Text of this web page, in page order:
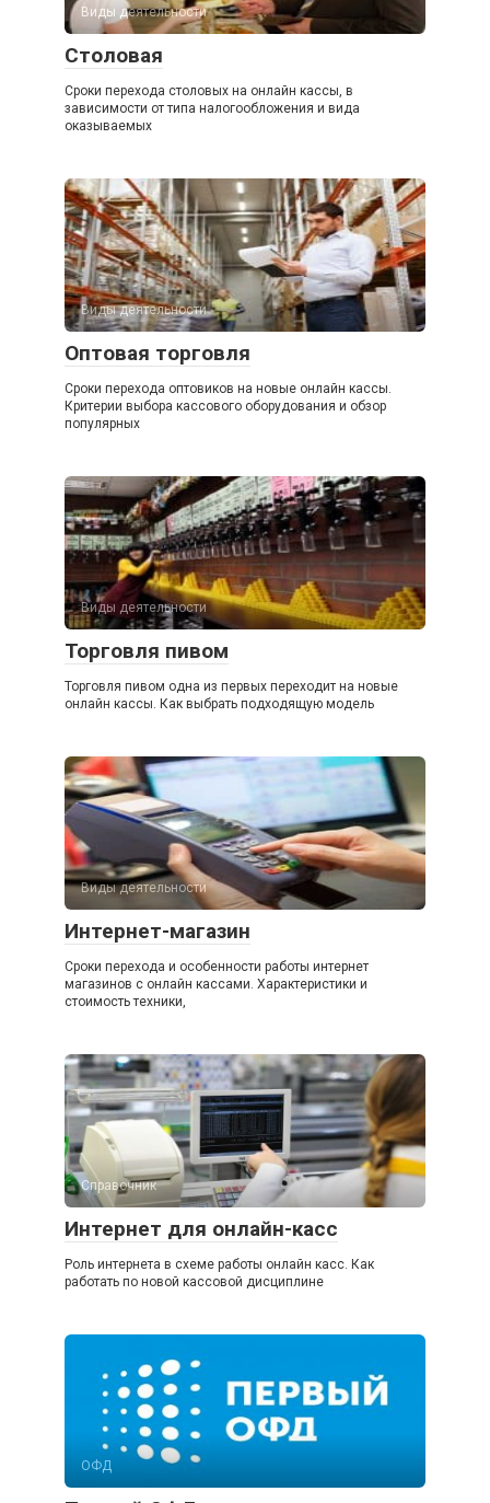
Виды деятельности
Столовая
Сроки перехода столовых на онлайн кассы, в
зависимости от типа налогообложения и вида
оказываемых
Виды деятельности
Оптовая торговля
Сроки перехода оптовиков на новые онлайн кассы.
Критерии выбора кассового оборудования и обзор
популярных
Виды деятельности
Торговля пивом
Торговля пивом одна из первых переходит на новые
онлайн кассы. Как выбрать подходящую модель
Виды деятельности
Интернет-магазин
Сроки перехода и особенности работы интернет
магазинов с онлайн кассами. Характеристики и
стоимость техники,
Справочник
Интернет для онлайн-касс
Роль интернета в схеме работы онлайн касс. Как
работать по новой кассовой дисциплине
ОФД